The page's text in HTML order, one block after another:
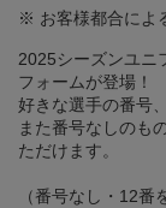
※ お客様都合によ
2025シーズンユニ
フォームが登場！
好きな選手の番号
また番号なしのも
ただけます。
（番号なし・12